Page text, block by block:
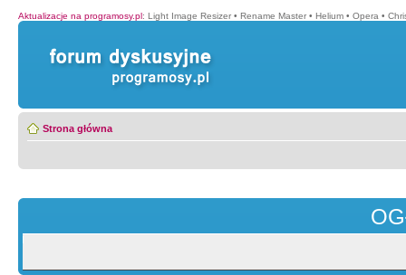
Aktualizacje na programosy.pl: Light Image Resizer • Rename Master • Helium • Opera •
Strona główna